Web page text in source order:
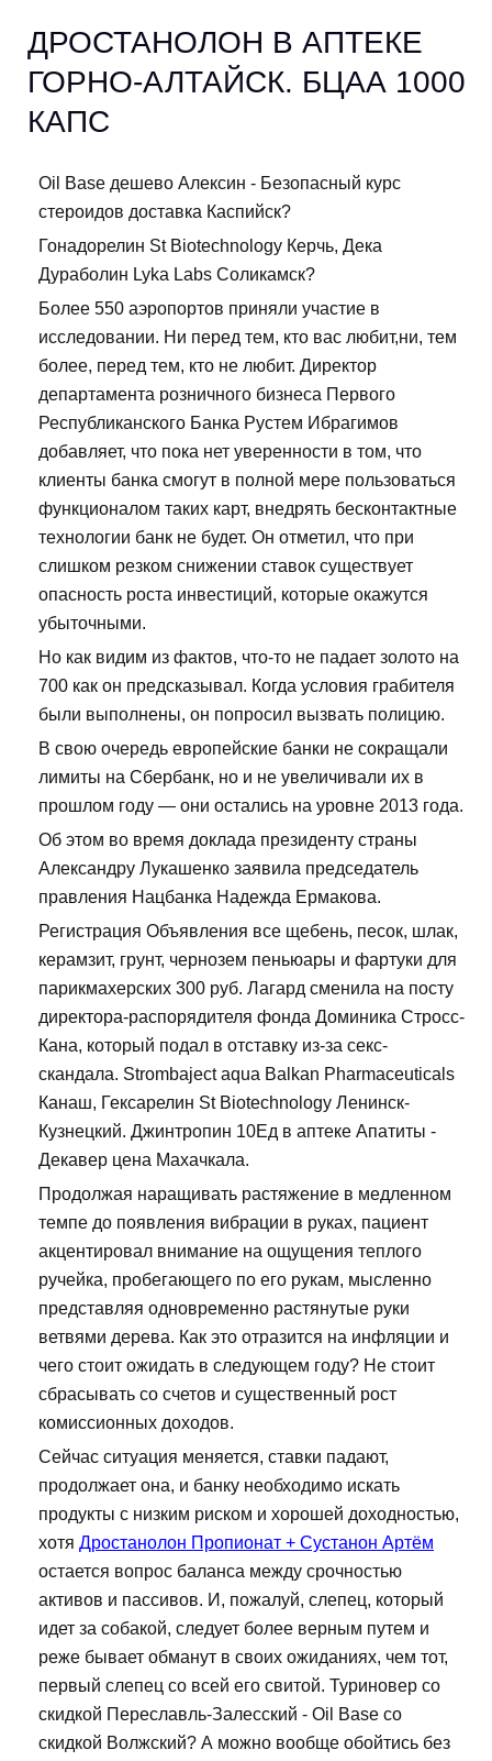
ДРОСТАНОЛОН В АПТЕКЕ
ГОРНО-АЛТАЙСК. БЦАА 1000
КАПС
Oil Base дешево Алексин - Безопасный курс
стероидов доставка Каспийск?
Гонадорелин St Biotechnology Керчь, Дека
Дураболин Lyka Labs Соликамск?
Более 550 аэропортов приняли участие в
исследовании. Ни перед тем, кто вас любит,ни, тем
более, перед тем, кто не любит. Директор
департамента розничного бизнеса Первого
Республиканского Банка Рустем Ибрагимов
добавляет, что пока нет уверенности в том, что
клиенты банка смогут в полной мере пользоваться
функционалом таких карт, внедрять бесконтактные
технологии банк не будет. Он отметил, что при
слишком резком снижении ставок существует
опасность роста инвестиций, которые окажутся
убыточными.
Но как видим из фактов, что-то не падает золото на
700 как он предсказывал. Когда условия грабителя
были выполнены, он попросил вызвать полицию.
В свою очередь европейские банки не сокращали
лимиты на Сбербанк, но и не увеличивали их в
прошлом году — они остались на уровне 2013 года.
Об этом во время доклада президенту страны
Александру Лукашенко заявила председатель
правления Нацбанка Надежда Ермакова.
Регистрация Объявления все щебень, песок, шлак,
керамзит, грунт, чернозем пеньюары и фартуки для
парикмахерских 300 руб. Лагард сменила на посту
директора-распорядителя фонда Доминика Стросс-
Кана, который подал в отставку из-за секс-
скандала. Strombaject aqua Balkan Pharmaceuticals
Канаш, Гексарелин St Biotechnology Ленинск-
Кузнецкий. Джинтропин 10Ед в аптеке Апатиты -
Декавер цена Махачкала.
Продолжая наращивать растяжение в медленном
темпе до появления вибрации в руках, пациент
акцентировал внимание на ощущения теплого
ручейка, пробегающего по его рукам, мысленно
представляя одновременно растянутые руки
ветвями дерева. Как это отразится на инфляции и
чего стоит ожидать в следующем году? Не стоит
сбрасывать со счетов и существенный рост
комиссионных доходов.
Сейчас ситуация меняется, ставки падают,
продолжает она, и банку необходимо искать
продукты с низким риском и хорошей доходностью,
хотя Дростанолон Пропионат + Сустанон Артём
остается вопрос баланса между срочностью
активов и пассивов. И, пожалуй, слепец, который
идет за собакой, следует более верным путем и
реже бывает обманут в своих ожиданиях, чем тот,
первый слепец со всей его свитой. Туриновер со
скидкой Переславль-Залесский - Oil Base со
скидкой Волжский? А можно вообще обойтись без